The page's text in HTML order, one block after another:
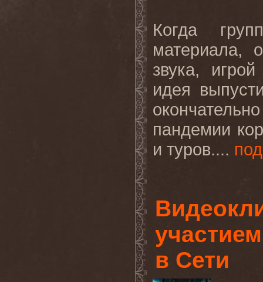
Когда
материала,
звука,
идея
пандемии
и туров....
в Сети